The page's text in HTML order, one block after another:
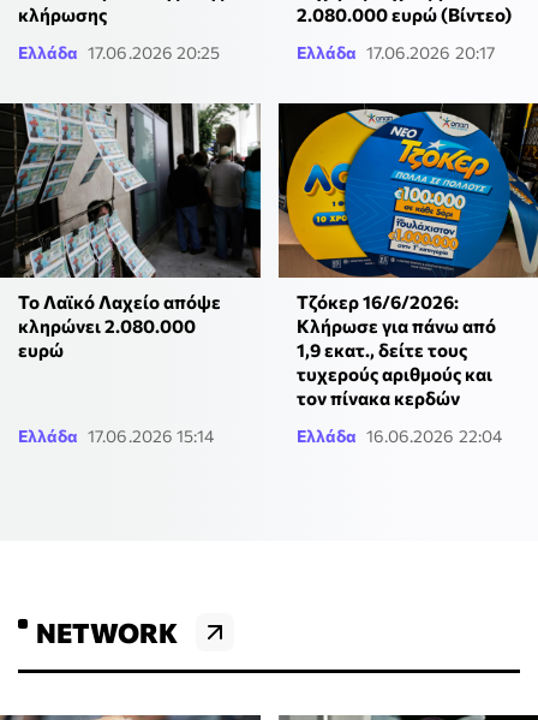
κλήρωσης
Ελλάδα 17.06.2026 20:25
2.080.000 ευρώ (Βίντεο)
Ελλάδα 17.06.2026 20:17
To Λαϊκό Λαχείο απόψε
κληρώνει 2.080.000
ευρώ
Ελλάδα 17.06.2026 15:14
Τζόκερ 16/6/2026:
Κλήρωσε για πάνω από
1,9 εκατ., δείτε τους
τυχερούς αριθμούς και
τον πίνακα κερδών
Ελλάδα 16.06.2026 22:04
NETWORK